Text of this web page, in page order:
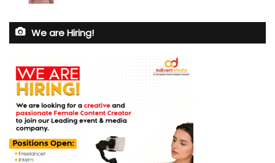
We are Hiring!